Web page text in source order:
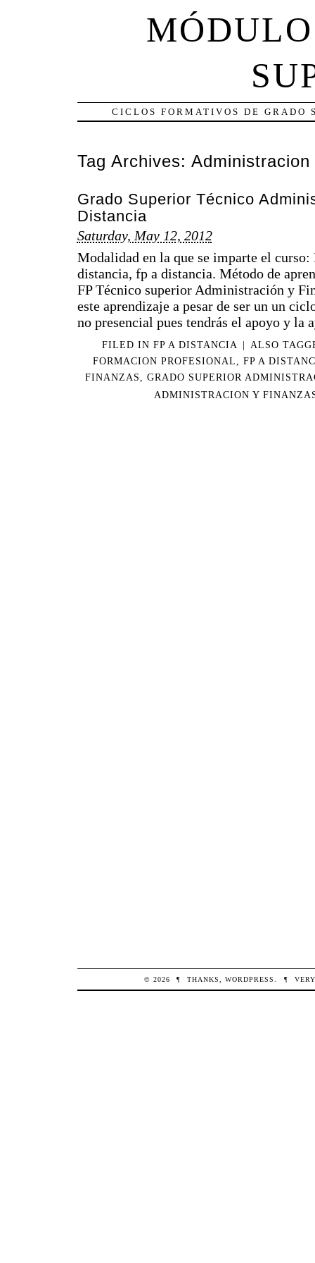
CICLOS FORMATIVOS DE GRADO
Tag Archives:
Grado Superior Técnico
Distancia
Saturday, May 12, 2012
Modalidad en la que se imparte el
distancia, fp a distancia. Método de
FP Técnico superior Administración y
este aprendizaje a pesar de ser un un
no presencial pues tendrás el apoyo y la
FILED IN FP A DISTANCIA |
ALSO
FORMACION PROFESIONAL
FP A
FINANZAS
GRADO SUPERIOR
ADMINISTRACION Y
© 2026 ¶ THANKS,WORDPRESS. ¶